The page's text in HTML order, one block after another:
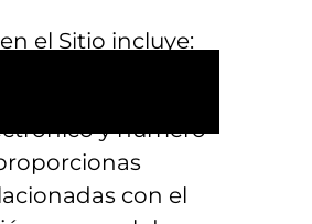
el Sitio incluye:
y número
con el